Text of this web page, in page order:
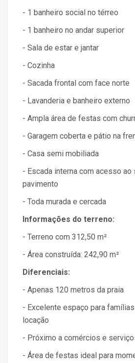
- 1 banheiro social no térreo
- 1 banheiro no andar superior
- Sala de estar e jantar
- Cozinha
- Sacada frontal com face norte
- Lavanderia e banheiro externo
- Ampla área de festas com
- Garagem coberta e pátio na
- Casa semi mobiliada
- Escada interna com acesso ao
pavimento
- Toda murada e cercada
Informações do terreno:
- Terreno com 312,50 m²
- Área construída: 242,90 m²
Diferenciais:
- Apenas 120 metros da praia
- Excelente espaço para
locação
- Próximo a comércios e
- Área de festas ideal para